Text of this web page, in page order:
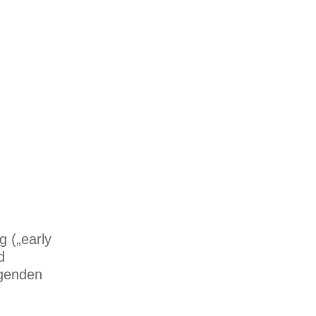
(„early